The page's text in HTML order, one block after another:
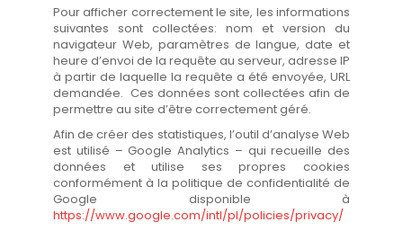
Pour afficher correctement le site, les informations
suivantes sont collectées: nom et version du
navigateur Web, paramètres de langue, date et
heure d’envoi de la requête au serveur, adresse IP
à partir de laquelle la requête a été envoyée, URL
demandée. Ces données sont collectées afin de
permettre au site d’être correctement géré.
Afin de créer des statistiques, l’outil d’analyse Web
est utilisé – Google Analytics – qui recueille des
données et utilise ses propres cookies
conformément à la politique de confidentialité de
Google disponible à
https://www.google.com/intl/pl/policies/privacy/